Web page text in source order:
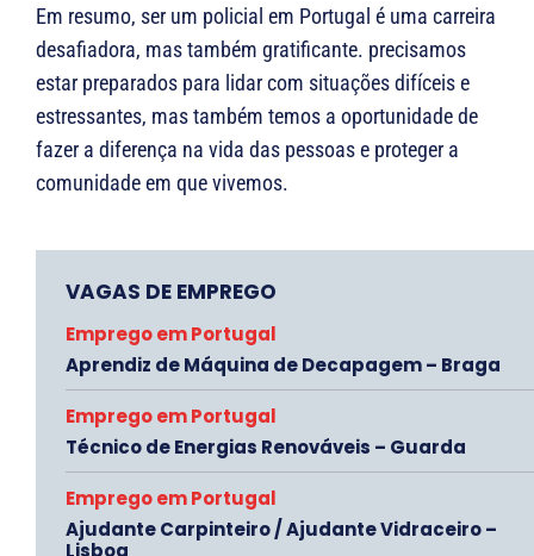
Em resumo, ser um policial em Portugal é uma carreira
desafiadora, mas também gratificante. precisamos
estar preparados para lidar com situações difíceis e
estressantes, mas também temos a oportunidade de
fazer a diferença na vida das pessoas e proteger a
comunidade em que vivemos.
VAGAS DE EMPREGO
Emprego em Portugal
Aprendiz de Máquina de Decapagem – Braga
Emprego em Portugal
Técnico de Energias Renováveis – Guarda
Emprego em Portugal
Ajudante Carpinteiro / Ajudante Vidraceiro –
Lisboa